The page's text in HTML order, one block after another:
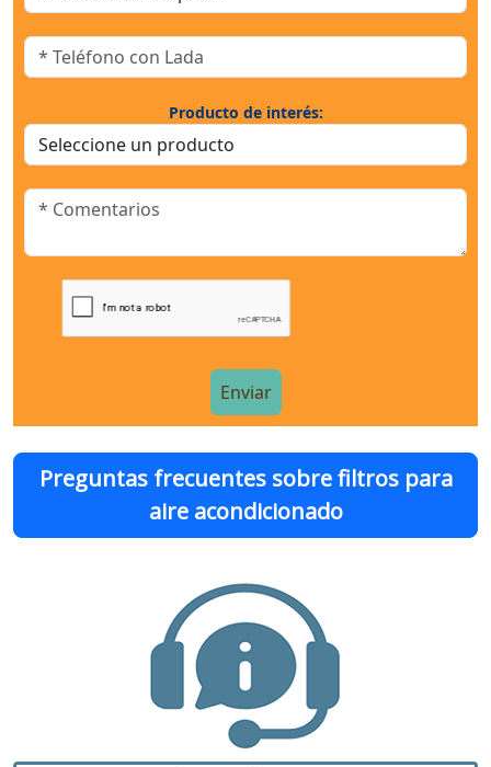
Producto de interés:
Preguntas frecuentes sobre filtros para
aire acondicionado